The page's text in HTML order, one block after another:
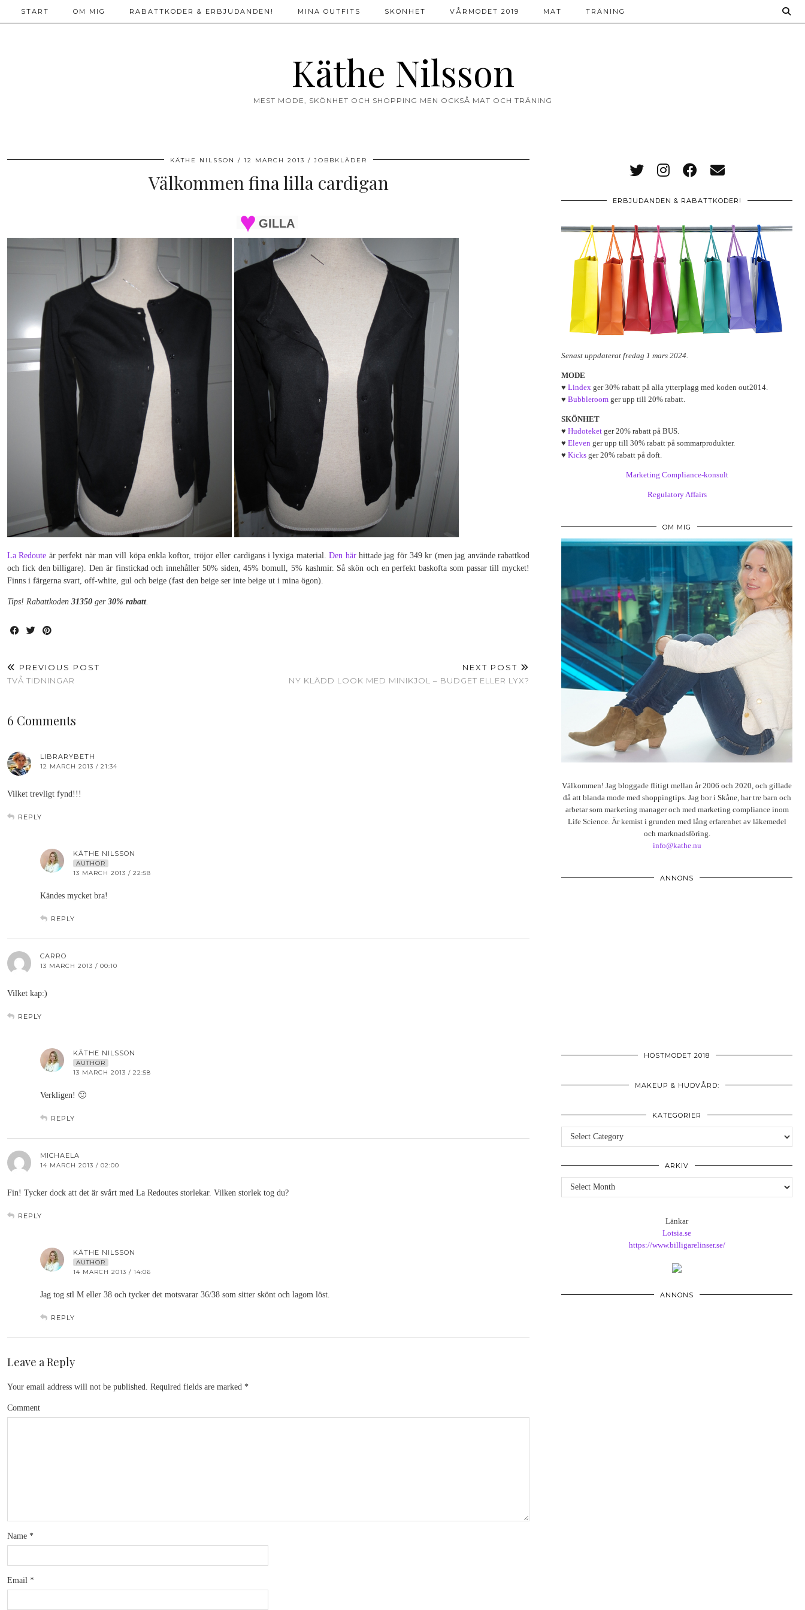
Käthe Nilsson
MEST MODE, SKÖNHET OCH SHOPPING MEN OCKSÅ MAT OCH TRÄNING
START OM MIG RABATTKODER & ERBJUDANDEN! MINA OUTFITS SKÖNHET VÅRMODET 2019 MAT TRÄNING
KÄTHE NILSSON 12 MARCH 2013 JOBBKLÄDER
Välkommen fina lilla cardigan
GILLA
La Redoute är perfekt när man vill köpa enkla koftor, tröjor eller cardigans i lyxiga material.Den härhittade jag för 349 kr (men jag använde rabattkod
och fick den billigare). Den är finstickad och innehåller 50% siden, 45% bomull, 5% kashmir. Så skön och en perfekt baskofta som passar till mycket!
Finns i färgerna svart, off-white, gul och beige (fast den beige ser inte beige ut i mina ögon).
Tips! Rabattkoden 31350 ger 30% rabatt.
PREVIOUS POST
TVÅ TIDNINGAR
NEXT POST
NY KLÄDD LOOK MED MINIKJOL – BUDGET ELLER LYX?
6 Comments
LIBRARYBETH
12 MARCH 2013 / 21:34
Vilket trevligt fynd!!!
REPLY
KÄTHE NILSSON
AUTHOR
13 MARCH 2013 / 22:58
Kändes mycket bra!
REPLY
CARRO
13 MARCH 2013 / 00:10
Vilket kap:)
REPLY
KÄTHE NILSSON
AUTHOR
13 MARCH 2013 / 22:58
Verkligen! 🙂
REPLY
MICHAELA
14 MARCH 2013 / 02:00
Fin! Tycker dock att det är svårt med La Redoutes storlekar. Vilken storlek tog du?
REPLY
KÄTHE NILSSON
AUTHOR
14 MARCH 2013 / 14:06
Jag tog stl M eller 38 och tycker det motsvarar 36/38 som sitter skönt och lagom löst.
REPLY
Leave a Reply
Your email address will not be published. Required fields are marked *
Comment
Name *
Email *
ERBJUDANDEN & RABATTKODER!
Senast uppdaterat fredag 1 mars 2024.
MODE
♥ Lindex ger 30% rabatt på alla ytterplagg med koden out2014.
♥ Bubbleroom ger upp till 20% rabatt.
SKÖNHET
♥ Hudoteket ger 20% rabatt på BUS.
♥ Eleven ger upp till 30% rabatt på sommarprodukter.
♥ Kicks ger 20% rabatt på doft.
Marketing Compliance-konsult
Regulatory Affairs
OM MIG
Välkommen! Jag bloggade flitigt mellan år 2006 och 2020, och gillade
då att blanda mode med shoppingtips. Jag bor i Skåne, har tre barn och
arbetar som marketing manager och med marketing compliance inom
Life Science. Är kemist i grunden med lång erfarenhet av läkemedel
och marknadsföring.
info@kathe.nu
ANNONS
HÖSTMODET 2018
MAKEUP & HUDVÅRD:
KATEGORIER
Kategorier
ARKIV
Arkiv
Länkar
Lotsia.se
https://www.billigarelinser.se/
ANNONS